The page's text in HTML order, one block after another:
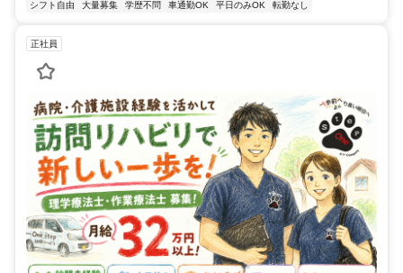
シフト自由
大量募集 学歴不問 車通勤OK 平日のみOK 転勤なし
正社員